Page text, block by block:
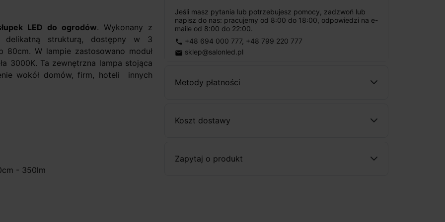
Jeśli masz pytania lub potrzebujesz pomocy, zadzwoń lub
napisz do nas: pracujemy od 8:00 do 18:00, odpowiedzi na e-
maile od 8:00 do 22:00.
phone +48 694 000 777, +48 799 220 777
email sklep@salonled.pl
Metody płatności
Koszt dostawy
Zapytaj o produkt
LED do ogrodów. Wykonany z
delikatną strukturą, dostępny w 3
W lampie zastosowano moduł
3000K. Ta zewnętrzna lampa stojąca
wokół domów, firm, hoteli innych
- 350lm